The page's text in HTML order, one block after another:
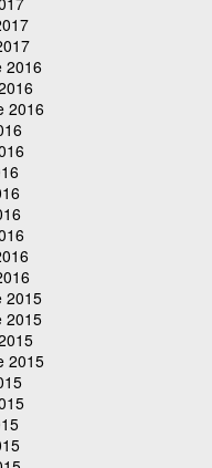
2016
2016
2015
2015
2015